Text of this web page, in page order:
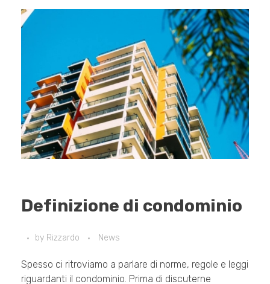
Definizione di condominio
by Rizzardo News
Spesso ci ritroviamo a parlare di norme, regole e leggi
riguardanti il condominio. Prima di discuterne